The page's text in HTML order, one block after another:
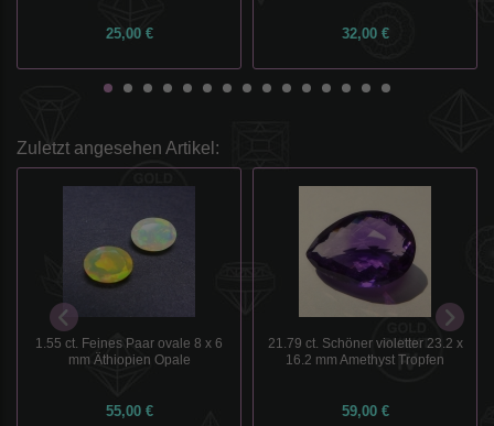
25,00 € 32,00 €
Zuletzt angesehen Artikel:
1.55 ct. Feines Paar ovale 8 x 6
mm Äthiopien Opale
55,00 €
21.79 ct. Schöner violetter 23.2 x
16.2 mm Amethyst Tropfen
59,00 €